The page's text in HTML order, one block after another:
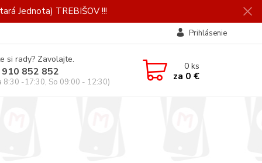
Jednota) TREBIŠOV !!!
Prihlásenie
si rady? Zavolajte.
852 852
8:30 -17:30, So 09:00 - 12:30)
0ks
za 0 €